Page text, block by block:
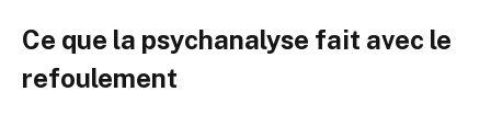
Ce que la psychanalyse fait avec le
refoulement